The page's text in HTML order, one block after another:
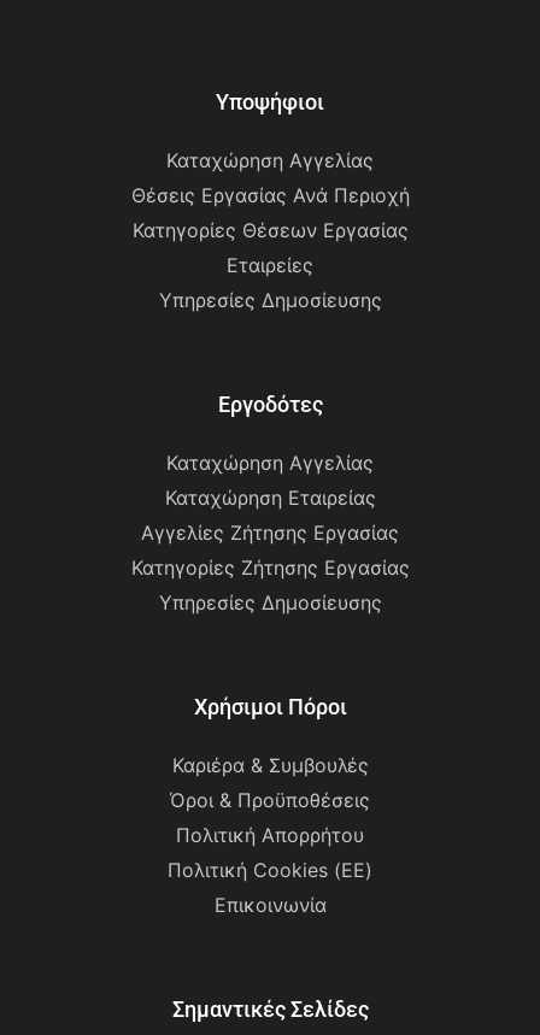
Υποψήφιοι
Καταχώρηση Αγγελίας
Θέσεις Εργασίας Ανά Περιοχή
Κατηγορίες Θέσεων Εργασίας
Εταιρείες
Υπηρεσίες Δημοσίευσης
Εργοδότες
Καταχώρηση Αγγελίας
Καταχώρηση Εταιρείας
Αγγελίες Ζήτησης Εργασίας
Κατηγορίες Ζήτησης Εργασίας
Υπηρεσίες Δημοσίευσης
Χρήσιμοι Πόροι
Καριέρα & Συμβουλές
Όροι & Προϋποθέσεις
Πολιτική Απορρήτου
Πολιτική Cookies (ΕΕ)
Επικοινωνία
Σημαντικές Σελίδες